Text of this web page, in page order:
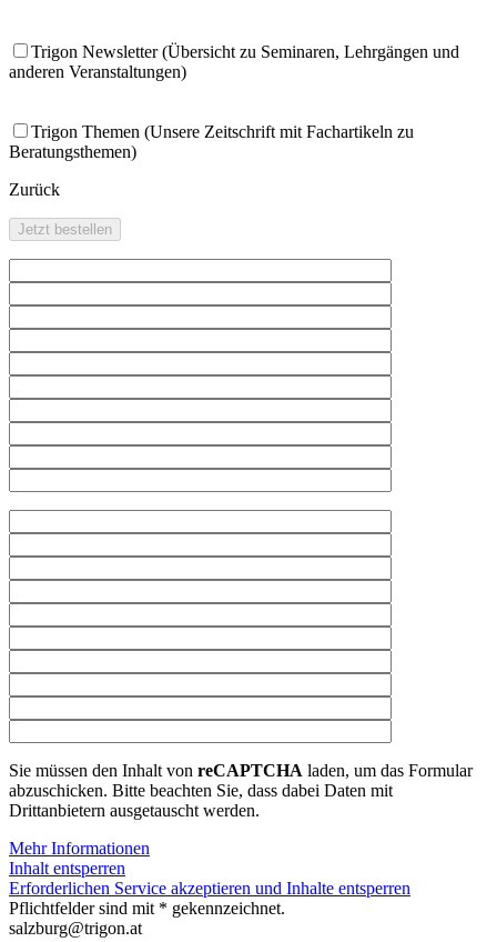
Trigon Newsletter (Übersicht zu Seminaren, Lehrgängen und
anderen Veranstaltungen)
Trigon Themen (Unsere Zeitschrift mit Fachartikeln zu
Beratungsthemen)
Zurück
Sie müssen den Inhalt von reCAPTCHA laden, um das Formular
abzuschicken. Bitte beachten Sie, dass dabei Daten mit
Drittanbietern ausgetauscht werden.
Mehr Informationen
Inhalt entsperren
Erforderlichen Service akzeptieren und Inhalte entsperren
Pflichtfelder sind mit * gekennzeichnet.
salzburg@trigon.at